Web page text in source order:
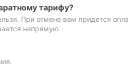
тарифу?
При отмене вам придется
напрямую.